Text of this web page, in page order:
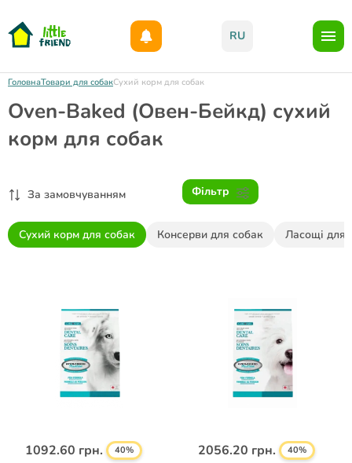
RU
ГоловнаТовари для собакСухий корм для собак
Oven-Baked (Овен-Бейкд) сухий
корм для собак
За замовчуванням Фільтр
Сухий корм для собак Консерви для собак Ласощі для
1092.60 грн. 40% 2056.20 грн. 40%